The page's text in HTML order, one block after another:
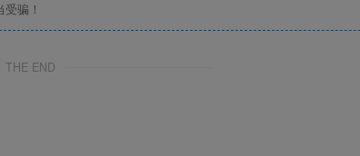
骗！
THE END